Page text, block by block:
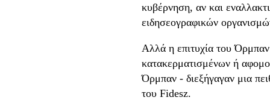
κυβέρνηση, αν και
ειδησεογραφικών
Αλλά η επιτυχία του
κατακερματισμένων ή
Όρμπαν - διεξήγαγαν μια
του Fidesz.